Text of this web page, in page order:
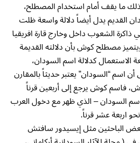
ما يقف أمام استخدام المصطلح،
القديم يدل أيضاً دلالة واسعة ظلت
ذاكرة الشعوب داخل وخارج قارة افريقيا
مصطلح كوش بأن دلالته القديمة
كدلالة اسم السودان،
أن اسم “السودان” يعتبر حديثاً بالمقارن
فاسم كوش يرجع إلى أربعين قرناً
السودان – الذي ظهر مع دخول العرب
اربعة عشر قرناً.
الباحثين مثل إيسيدور سافتش